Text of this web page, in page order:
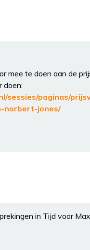
mee te doen aan de
doen:
sessies/paginas/
norbert-jones/
in Tijd voor Max